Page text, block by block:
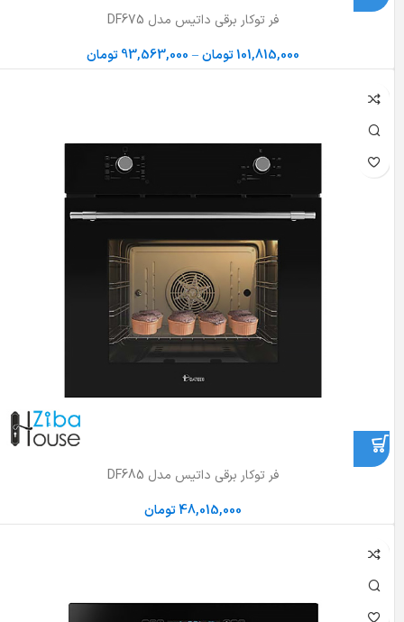
فر توکار برقی داتیس مدل DF675
101,815,000تومان–
93,563,000تومان
فر توکار برقی داتیس مدل DF685
48,015,000تومان